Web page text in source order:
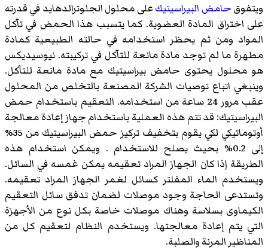
ويتفوقحامض البيراسيتيكعلى محلول الجلوترالدهايد في قدرته
على اختراق المادة العضوية. كما يتسبب هذا الحمض في تآكل
المواد ومن ثم يحظر استخدامه في حالته الطبيعية كمادة
مطهرة ما لم توجد مادة مانعة للتآكل في تركيبته. نيوسيديكس
هو محلول يحتوى حامض بيراسيتيك مع مادة مانعة للتآكل.
وينبغي اتباع توصيات الشركة المصنعة بالتخلص من المحلول
عقب مرور 24 ساعة من استخدامه. التعقيم باستخدام حمض
البيراسيتيك: قد تتم هذه العملية باستخدام جهاز إعادة معالجة
أوتوماتيكي لكي يقوم بتخفيف تركيز حمض البيراسيتيك من 35%
إلى 0.2% بحيث يصلح للاستخدام . ويمكن استخدام هذه
الطريقة إذا كان الجهاز المراد تعقيمه يمكن غمسه في السائل.
ويستخدم الماء المفلتر كسائل لغمر الجهاز المراد تعقيمه.
وتستدعى الحاجة وجود موصلات لضمان تدفق سائل التعقيم
الكيماوى بسلاسة وهناك موصلات خاصة بكل نوع من الأجهزة
التي يتم إعادة معالجتها. ويستخدم النظام لتعقيم كل من
المناظير المرنة والصلبة.